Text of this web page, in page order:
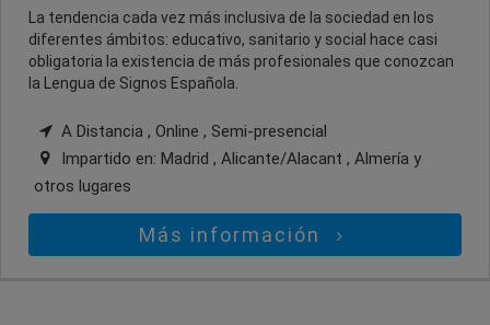
La tendencia cada vez más inclusiva de la sociedad en los
diferentes ámbitos: educativo, sanitario y social hace casi
obligatoria la existencia de más profesionales que conozcan
la Lengua de Signos Española.
A Distancia , Online , Semi-presencial
Impartido en: Madrid , Alicante/Alacant , Almería y
otros lugares
Más información